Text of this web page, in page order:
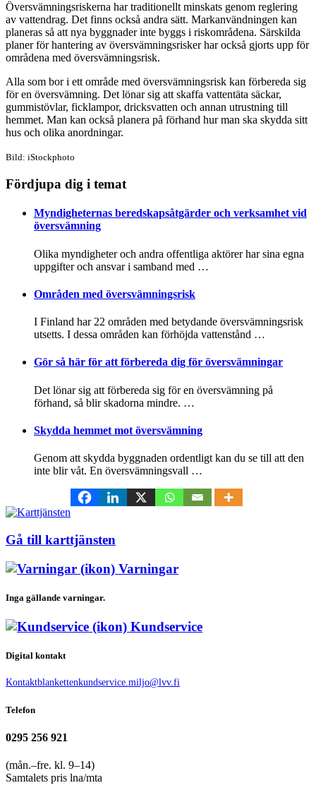
Översvämningsriskerna har traditionellt minskats genom reglering
av vattendrag. Det finns också andra sätt. Markanvändningen kan
planeras så att nya byggnader inte byggs i riskområdena. Särskilda
planer för hantering av översvämningsrisker har också gjorts upp för
områdena med översvämningsrisk.
Alla som bor i ett område med översvämningsrisk kan förbereda sig
för en översvämning. Det lönar sig att skaffa vattentäta säckar,
gummistövlar, ficklampor, dricksvatten och annan utrustning till
hemmet. Man kan också planera på förhand hur man ska skydda sitt
hus och olika anordningar.
Bild: iStockphoto
Fördjupa dig i temat
Myndigheternas beredskapsåtgärder och verksamhet vid
översvämning
Olika myndigheter och andra offentliga aktörer har sina egna
uppgifter och ansvar i samband med …
Områden med översvämningsrisk
I Finland har 22 områden med betydande översvämningsrisk
utsetts. I dessa områden kan förhöjda vattenstånd …
Gör så här för att förbereda dig för översvämningar
Det lönar sig att förbereda sig för en översvämning på
förhand, så blir skadorna mindre. …
Skydda hemmet mot översvämning
Genom att skydda byggnaden ordentligt kan du se till att den
inte blir våt. En översvämningsvall …
Gå till karttjänsten
Varningar
Inga gällande varningar.
Kundservice
Digital kontakt
Kontaktblankettenkundservice.miljo@lvv.fi
Telefon
0295 256 921
(mån.–fre. kl. 9–14)
Samtalets pris lna/mta